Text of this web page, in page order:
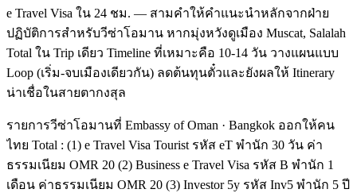
e Travel Visa ใน 24 ชม. — สามคำให้คำแนะนำหลักจากฝ่าย
ปฏิบัติการสำหรับวีซ่าโอมาน หากมุ่งหวังดูเมือง Muscat, Salalah
Total ใน Trip เดียว Timeline ที่เหมาะคือ 10-14 วัน วางแผนแบบ
Loop (เริ่ม-จบเมืองเดียวกัน) ลดต้นทุนตั๋วและยังผลให้ Itinerary
น่าเชื่อในสายตากงสุล
รายการวีซ่าโอมานที่ Embassy of Oman · Bangkok ออกให้คน
ไทย Total : (1) e Travel Visa Tourist รหัส eT พำนัก 30 วัน ค่า
ธรรมเนียม OMR 20 (2) Business e Travel Visa รหัส B พำนัก 1
เดือน ค่าธรรมเนียม OMR 20 (3) Investor 5y รหัส Inv5 พำนัก 5 ปี